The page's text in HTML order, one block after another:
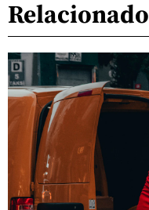
Relacionado